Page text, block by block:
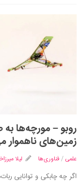
روبو – مورچه‌ها
زمین‌های ناهموار
علمی / فناوری‌ها لیلا
اگر چه چابکی و توانایی